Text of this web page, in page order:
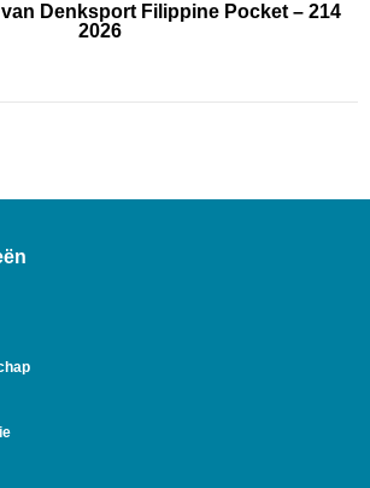
Denksport Filippine Pocket – 214
2026